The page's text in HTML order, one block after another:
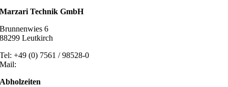
Marzari Technik GmbH
Brunnenwies 6
88299 Leutkirch
Tel: +49 (0) 7561 / 98528-0
Mail:
Abholzeiten